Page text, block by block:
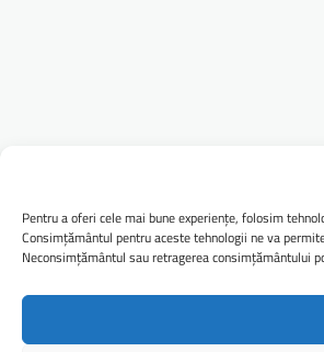
Pentru a oferi cele mai bune experiențe, folosim
Consimțământul pentru aceste tehnologii ne va
Neconsimțământul sau retragerea consimțământului